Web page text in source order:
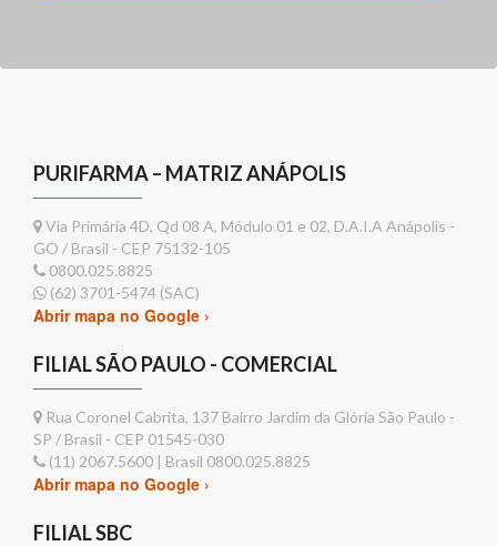
PURIFARMA – MATRIZ ANÁPOLIS
Via Primária 4D, Qd 08 A, Módulo 01 e 02, D.A.I.A Anápolis -
GO / Brasil - CEP 75132-105
0800.025.8825
(62) 3701-5474 (SAC)
Abrir mapa no Google ›
FILIAL SÃO PAULO - COMERCIAL
Rua Coronel Cabrita, 137 Bairro Jardim da Glória São Paulo -
SP / Brasil - CEP 01545-030
(11) 2067.5600 | Brasil 0800.025.8825
Abrir mapa no Google ›
FILIAL SBC